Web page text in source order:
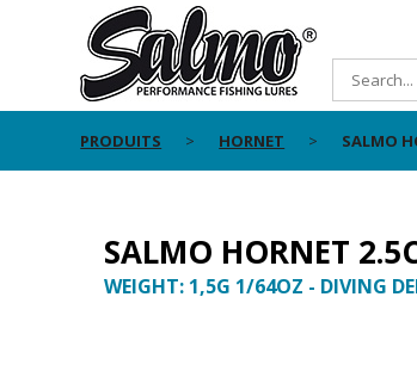
PRODUITS HORNET SALMO
SALMO HORNET
WEIGHT: 1,5G 1/64OZ - DIVING